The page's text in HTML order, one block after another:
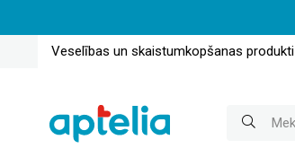
Veselības un skaistumkopšanas produkti